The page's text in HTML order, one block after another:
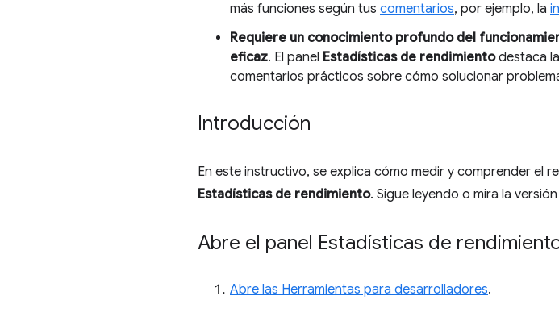
más funciones según tus comentarios, por ejemplo, la
Requiere un conocimiento profundo del
eficaz. El panel Estadísticas de rendimientodestaca
comentarios prácticos sobre cómo solucionar
Introducción
En este instructivo, se explica cómo medir y comprender el
Estadísticas de rendimiento. Sigue leyendo o mira la
Abre el panel Estadísticas de
Abre las Herramientas para desarrolladores.